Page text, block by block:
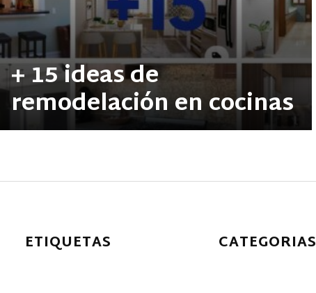
+ 15 ideas de
remodelación en cocinas
ETIQUETAS CATEGORIAS